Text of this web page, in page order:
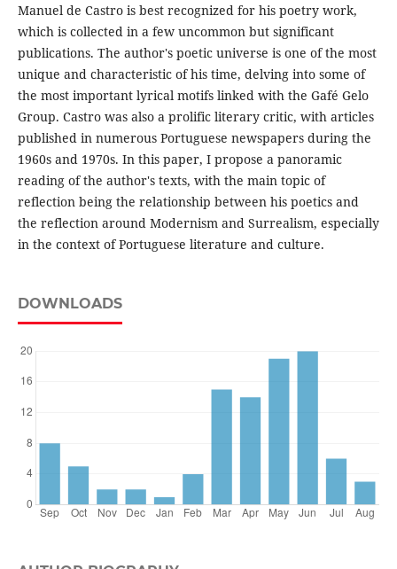
Manuel de Castro is best recognized for his poetry work,
which is collected in a few uncommon but significant
publications. The author's poetic universe is one of the most
unique and characteristic of his time, delving into some of
the most important lyrical motifs linked with the Gafé Gelo
Group. Castro was also a prolific literary critic, with articles
published in numerous Portuguese newspapers during the
1960s and 1970s. In this paper, I propose a panoramic
reading of the author's texts, with the main topic of
reflection being the relationship between his poetics and
the reflection around Modernism and Surrealism, especially
in the context of Portuguese literature and culture.
DOWNLOADS